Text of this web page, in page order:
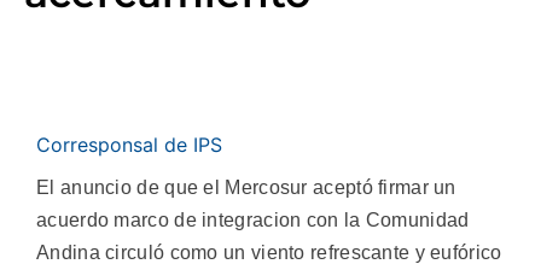
Corresponsal de IPS
El anuncio de que el Mercosur aceptó firmar un
acuerdo marco de integracion con la Comunidad
Andina circuló como un viento refrescante y eufórico